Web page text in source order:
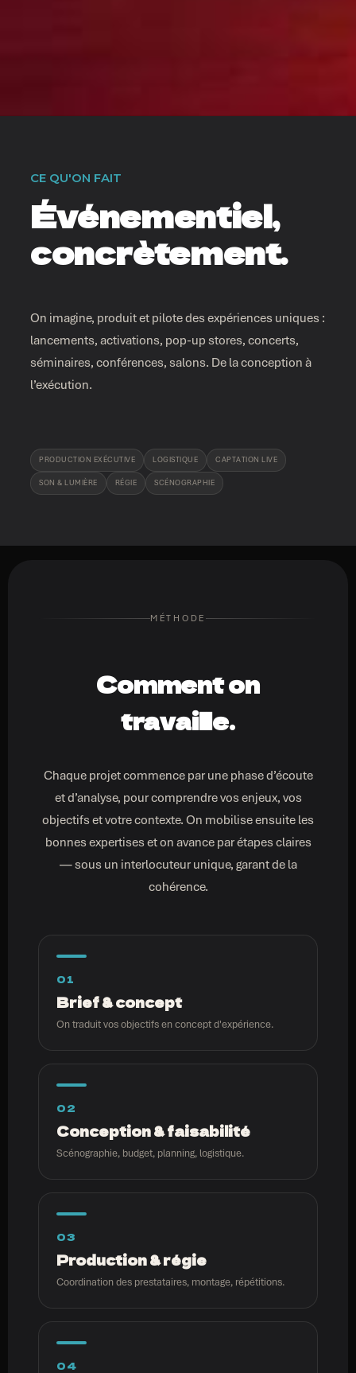
CE QU'ON FAIT
Événementiel,
concrètement.
On imagine, produit et pilote des expériences uniques :
lancements, activations, pop-up stores, concerts,
séminaires, conférences, salons. De la conception à
l’exécution.
PRODUCTION EXÉCUTIVE LOGISTIQUE CAPTATION LIVE
SON & LUMIÈRE RÉGIE SCÉNOGRAPHIE
MÉTHODE
Comment on
travaille.
Chaque projet commence par une phase d’écoute
et d’analyse, pour comprendre vos enjeux, vos
objectifs et votre contexte. On mobilise ensuite les
bonnes expertises et on avance par étapes claires
— sous un interlocuteur unique, garant de la
cohérence.
01
Brief & concept
On traduit vos objectifs en concept d'expérience.
02
Conception & faisabilité
Scénographie, budget, planning, logistique.
03
Production & régie
Coordination des prestataires, montage, répétitions.
04